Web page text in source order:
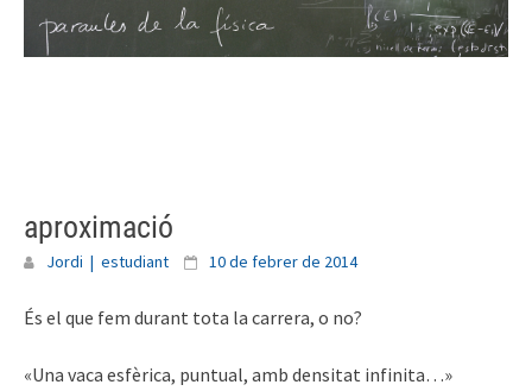
aproximació
Jordi | estudiant 10 de febrer de 2014
És el que fem durant tota la carrera, o no?
«Una vaca esfèrica, puntual, amb densitat infinita…»